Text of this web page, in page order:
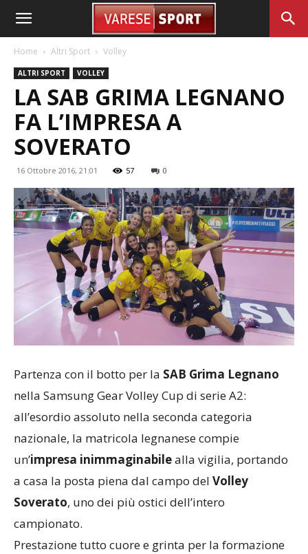
Home Altri Sport Volley
ALTRI SPORT VOLLEY
LA SAB GRIMA LEGNANO
FA L’IMPRESA A
SOVERATO
16 Ottobre 2016, 21:01 57 0
Partenza con il botto per la SAB Grima Legnano
nella Samsung Gear Volley Cup di serie A2:
all’esordio assoluto nella seconda categoria
nazionale, la matricola legnanese compie
un’impresa inimmaginabilealla vigilia, portando
a casa la posta piena dal campo del Volley
Soverato, uno dei più ostici dell’intero
campionato.
Prestazione tutto cuore e grinta per la formazione